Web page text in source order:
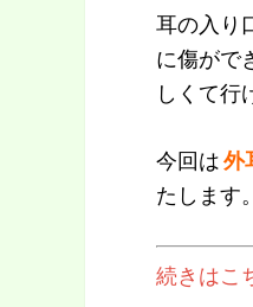
耳の入り
に傷がで
しくて行
今回は外
たします。
続きはこ